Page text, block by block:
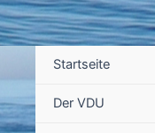
Startseite
Der VDU